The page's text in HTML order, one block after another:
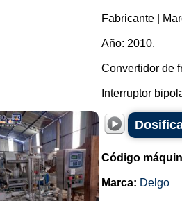
Fabricante |
Año: 2010.
Convertidor de
Interruptor
Código
Marca: Delgo